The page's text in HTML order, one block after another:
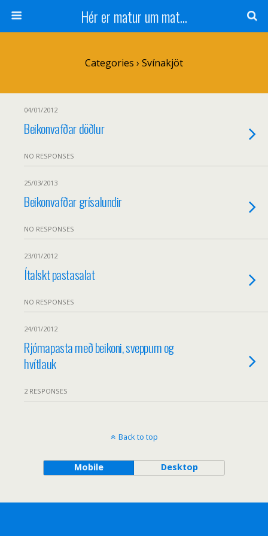
Hér er matur um mat...
Categories › Svínakjöt
04/01/2012
Beikonvafðar döðlur
NO RESPONSES
25/03/2013
Beikonvafðar grísalundir
NO RESPONSES
23/01/2012
Ítalskt pastasalat
NO RESPONSES
24/01/2012
Rjómapasta með beikoni, sveppum og
hvítlauk
2 RESPONSES
Back to top
Mobile Desktop